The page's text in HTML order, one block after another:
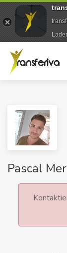
Pascal